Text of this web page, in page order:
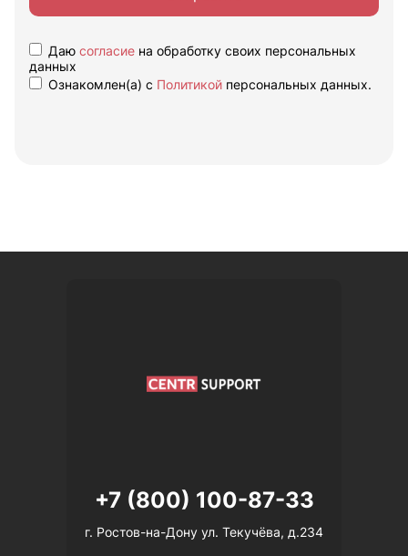
Даю согласие на обработку своих персональных
данных
Ознакомлен(а) с Политикой персональных данных.
+7 (800) 100-87-33
г. Ростов-на-Дону ул. Текучёва, д.234